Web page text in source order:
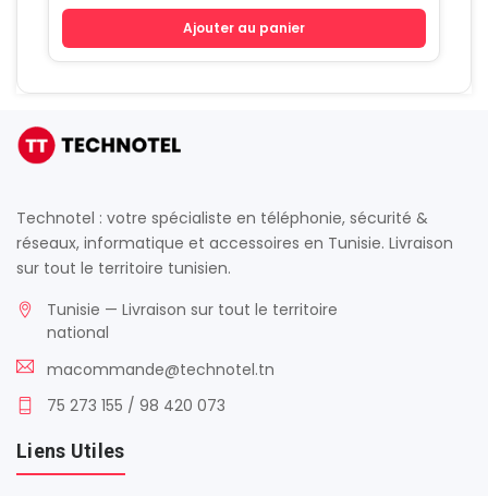
Ajouter au panier
Technotel : votre spécialiste en téléphonie, sécurité &
réseaux, informatique et accessoires en Tunisie. Livraison
sur tout le territoire tunisien.
Tunisie — Livraison sur tout le territoire
national
macommande@technotel.tn
75 273 155 / 98 420 073
Liens Utiles